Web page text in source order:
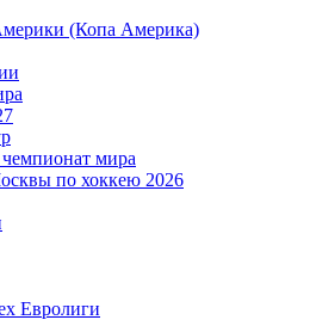
(Копа Америка)
мира
по хоккею 2026
Евролиги